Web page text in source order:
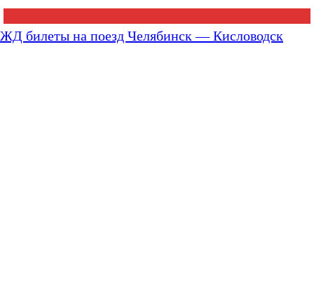
ЖД билеты на поезд Челябинск — Кисловодск